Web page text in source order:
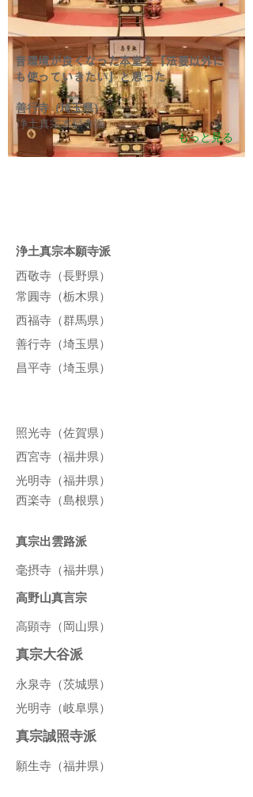
音環境が良くなった本堂を『法要以外に
も使っていきたい』と思った
善行寺（埼玉県）
浄土真宗本願寺派
もっと見る
浄土真宗本願寺派
西敬寺（長野県）
常圓寺（栃木県）
西福寺（群馬県）
善行寺（埼玉県）
昌平寺（埼玉県）
照光寺（佐賀県）
西宮寺（福井県）
光明寺（福井県）
​西楽寺（島根県）
真宗出雲路派
毫摂寺（福井県）
高野山真言宗
高顕寺（岡山県）
真宗大谷派
永泉寺（茨城県）
光明寺（岐阜県）
真宗誠照寺派
願生寺（福井県）